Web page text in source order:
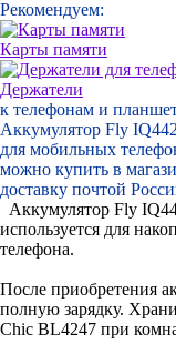
Рекомендуем:
Карты памяти
Держатели
к телефонам и
Аккумулятор Fly
для мобильных
можно купить в
доставку почтой
Аккумулятор Fly
используется для
телефона.
После приобретения
полную зарядку.
Chic BL4247 при